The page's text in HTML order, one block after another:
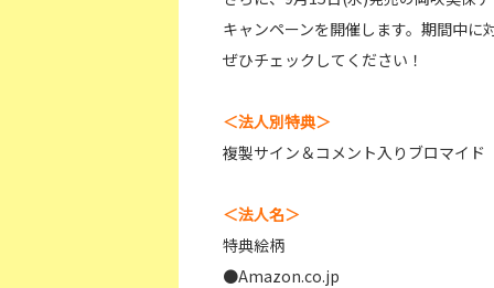
キャンペーンを開催します。期間中に
ぜひチェックしてください！
＜法人別特典＞
複製サイン＆コメント入りブロマイド
＜法人名＞
特典絵柄
●Amazon.co.jp